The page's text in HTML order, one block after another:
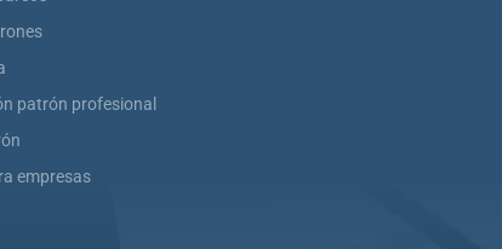
patrón profesional
empresas